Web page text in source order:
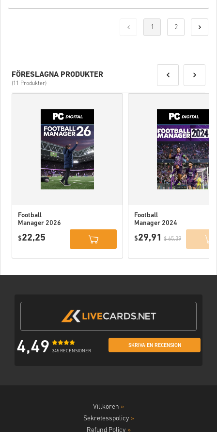
1 2
FÖRESLAGNA PRODUKTER
(11 Produkter)
Football
Manager 2026
Website) EU
$22,25
Football
Manager 2024
Website) EU
$29,91 $ 65,39
4,49 345 RECENSIONER
SKRIVA EN RECENSION
Villkoren »
Sekretesspolicy »
Refund Policy »